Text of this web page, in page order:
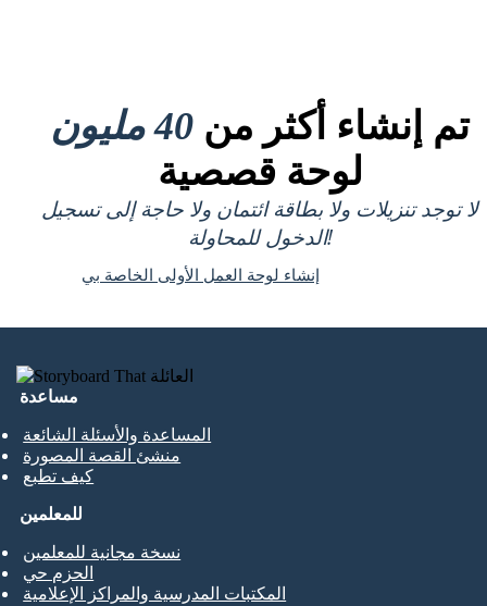
تم إنشاء أكثر من 40 مليون
لوحة قصصية
لا توجد تنزيلات ولا بطاقة ائتمان ولا حاجة إلى تسجيل
الدخول للمحاولة!
إنشاء لوحة العمل الأولى الخاصة بي
مساعدة
المساعدة والأسئلة الشائعة
منشئ القصة المصورة
كيف تطبع
للمعلمين
نسخة مجانية للمعلمين
الحزم حي
المكتبات المدرسية والمراكز الإعلامية